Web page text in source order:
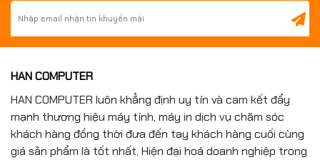
HAN COMPUTER
HAN COMPUTER luôn khẳng định uy tín và cam kết đẩy
mạnh thương hiệu máy tính, máy in dịch vụ chăm sóc
khách hàng đồng thời đưa đến tay khách hàng cuối cùng
giá sản phẩm là tốt nhất, Hiện đại hoá doanh nghiệp trong